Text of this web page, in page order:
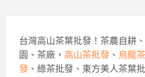
台灣高山茶葉批發！茶農自耕
園、茶廠， 高山茶批發、 烏龍
發、綠茶批發、東方美人茶葉